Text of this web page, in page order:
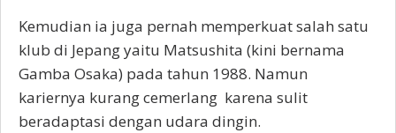
Kemudian ia juga pernah memperkuat salah satu
klub di Jepang yaitu Matsushita (kini bernama
Gamba Osaka) pada tahun 1988. Namun
kariernya kurang cemerlang karena sulit
beradaptasi dengan udara dingin.